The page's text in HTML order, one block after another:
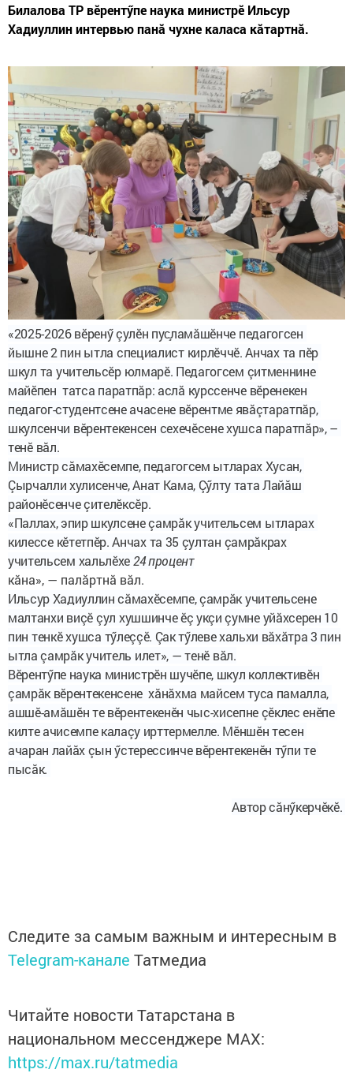
Билалова ТР вӗрентӳпе наука министрӗ Ильсур
Хадиуллин интервью панӑ чухне каласа кӑтартнӑ.
«2025-2026 вӗренӳ çулӗн пусламӑшӗнче педагогсен
йышне 2 пин ытла специалист кирлӗччӗ. Анчах та пӗр
шкул та учительсӗр юлмарӗ. Педагогсем
çитменнине
майӗпен татса паратпӑр: аслӑ курссенче вӗренекен
педагог-студентсене ачасене вӗрентме явăçтаратпăр,
шкулсенчи вӗрентекенсен сехечӗсене хушса паратпăр», –
тенӗ вӑл.
Министр сăмахӗсемпе, педагогсем ытларах Хусан,
Çырчалли хулисенче, Анат Кама, Çӳлту тата Лайӑш
районӗсенче çителӗксӗр.
«Паллах, эпир шкулсене çамрӑкучительсем ытларах
килессе кӗтетпӗр. Анчах та 35 çултан çамрăкрах
учительсем хальлӗхе24 процент
кӑна», — палӑртнӑ вӑл.
Ильсур Хадиуллин сăмахӗсемпе, çамрӑкучительсене
малтанхи виçӗçул хушшинче ӗç укçи çумне уйăхсерен 10
пин тенкӗхушса тӳлеççӗ. Çак тӳлеве хальхи вăхăтра3 пин
ытла çамрӑкучитель илет», — тенӗ вӑл.
Вӗрентӳпе наука министрӗн шучӗпе, шкул коллективӗн
çамрӑк вӗрентекенсене  хăнӑхма майсем туса памалла,
ашшӗ-амăшӗн те вӗрентекенӗн чыс-хисепне çӗклес енӗпе
килте ачисемпе калаçу ирттермелле. Мӗншӗн тесен
ачаран лайăх çын ӳстерессинче вӗрентекенӗн тӳпи те
пысăк.
Автор сăнӳкерчӗкӗ.
Следите за самым важным и интересным в
Telegram-канале Татмедиа
Читайте новости Татарстана в
национальном мессенджере MАХ:
https://max.ru/tatmedia